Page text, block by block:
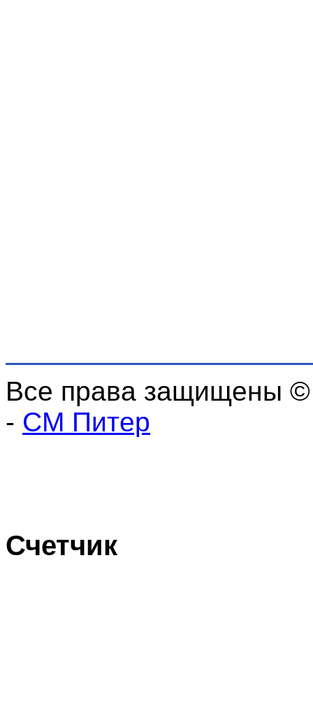
Все права защищены
- СМ Питер
Счетчик